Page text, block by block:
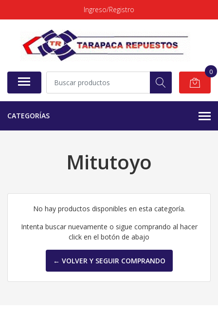
Ingreso/Registro
0
CATEGORÍAS
Mitutoyo
No hay productos disponibles en esta categoría.
Intenta buscar nuevamente o sigue comprando al hacer
click en el botón de abajo
← VOLVER Y SEGUIR COMPRANDO